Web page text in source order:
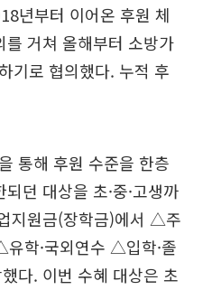
년부터 이어온 후원 체
거쳐 올해부터 소방가
기로 협의했다. 누적 후
통해 후원 수준을 한층
던 대상을 초·중·고생까
지원금(장학금)에서 △주
학·국외연수 △입학·졸
다. 이번 수혜 대상은 초